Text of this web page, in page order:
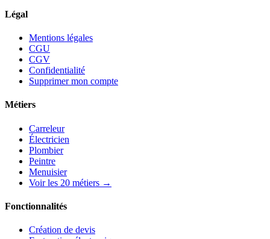
Légal
Mentions légales
CGU
CGV
Confidentialité
Supprimer mon compte
Métiers
Carreleur
Électricien
Plombier
Peintre
Menuisier
Voir les 20 métiers →
Fonctionnalités
Création de devis